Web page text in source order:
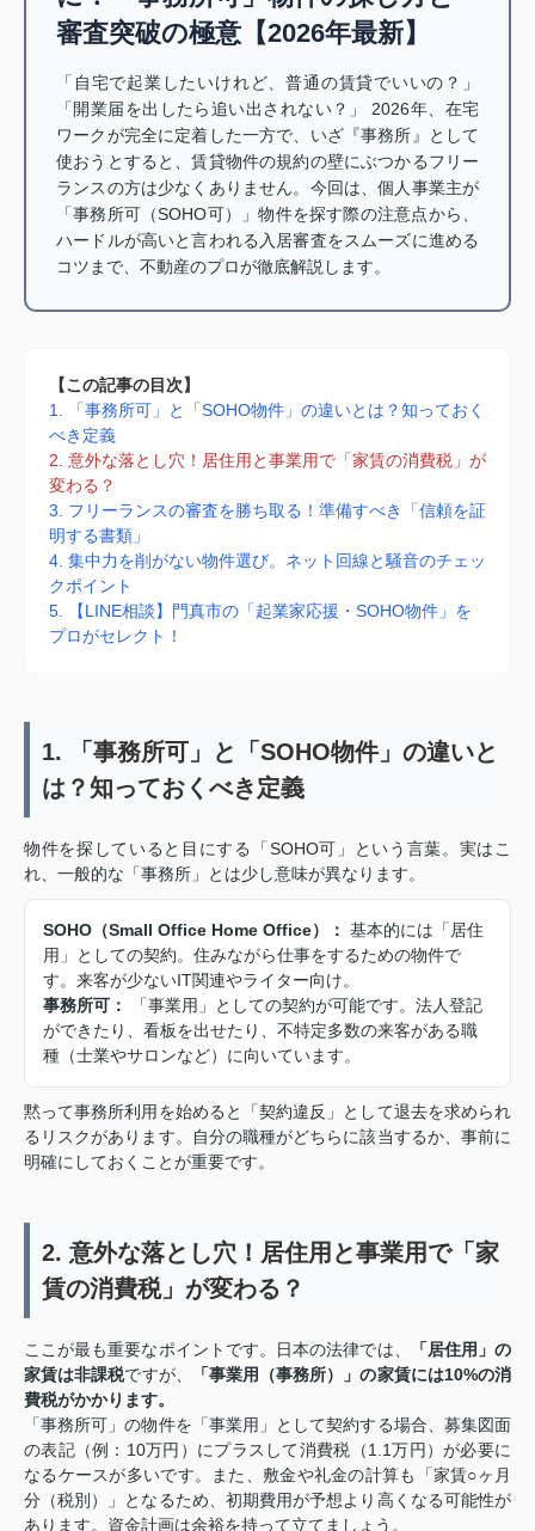
審査突破の極意【2026年最新】
「自宅で起業したいけれど、普通の賃貸でいいの？」
「開業届を出したら追い出されない？」 2026年、在宅
ワークが完全に定着した一方で、いざ『事務所』として
使おうとすると、賃貸物件の規約の壁にぶつかるフリー
ランスの方は少なくありません。今回は、個人事業主が
「事務所可（SOHO可）」物件を探す際の注意点から、
ハードルが高いと言われる入居審査をスムーズに進める
コツまで、不動産のプロが徹底解説します。
【この記事の目次】
1. 「事務所可」と「SOHO物件」の違いとは？知っておく
べき定義
2. 意外な落とし穴！居住用と事業用で「家賃の消費税」が
変わる？
3. フリーランスの審査を勝ち取る！準備すべき「信頼を証
明する書類」
4. 集中力を削がない物件選び。ネット回線と騒音のチェッ
クポイント
5. 【LINE相談】門真市の「起業家応援・SOHO物件」を
プロがセレクト！
1. 「事務所可」と「SOHO物件」の違いと
は？知っておくべき定義
物件を探していると目にする「SOHO可」という言葉。実はこ
れ、一般的な「事務所」とは少し意味が異なります。
SOHO（Small Office Home Office）： 基本的には「居住
用」としての契約。住みながら仕事をするための物件で
す。来客が少ないIT関連やライター向け。
事務所可：
「事業用」としての契約が可能です。法人登記
ができたり、看板を出せたり、不特定多数の来客がある職
種（士業やサロンなど）に向いています。
黙って事務所利用を始めると「契約違反」として退去を求められ
るリスクがあります。自分の職種がどちらに該当するか、事前に
明確にしておくことが重要です。
2. 意外な落とし穴！居住用と事業用で「家
賃の消費税」が変わる？
ここが最も重要なポイントです。日本の法律では、
「居住用」の
家賃は非課税ですが、
「事業用（事務所）」の家賃には10%の消
費税がかかります。
「事務所可」の物件を「事業用」として契約する場合、募集図面
の表記（例：10万円）にプラスして消費税（1.1万円）が必要に
なるケースが多いです。また、敷金や礼金の計算も「家賃○ヶ月
分（税別）」となるため、初期費用が予想より高くなる可能性が
あります。資金計画は余裕を持って立てましょう。